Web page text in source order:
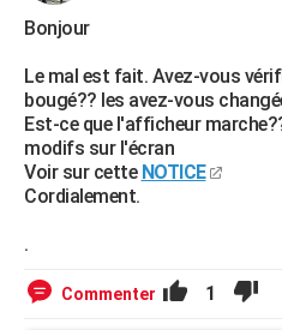
CARTE DE VOEUX
Carte de Noël
Carte Bonne année
Carte Saint-Valentin
Carte Pâques
Carte d'anniversaire
DICTIONNAIRE
Dictionnaire
Biographies
Citations
Expressions
Proverbes
PROGRAMME TV
COPAINS D'AVANT
Bricolage
Lifestyle
Culture
SportAuto
Television
Voyage
Cinema
Bonjour
Le mal est fait. Avez-vous
bougé?? les avez-vous
Est-ce que l'afficheur
modifs sur l'écran
Voir sur cette NOTICE
Cordialement.
.
Commenter 1